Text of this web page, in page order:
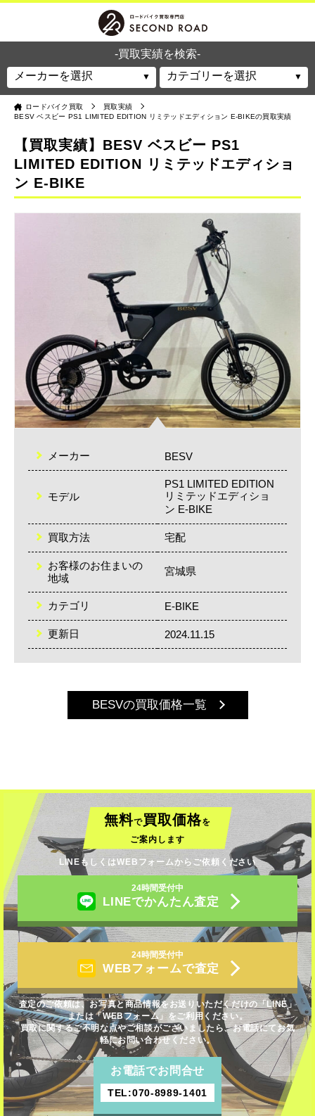
-買取実績を検索-
ロードバイク買取
買取実績
BESV ベスビー PS1 LIMITED EDITION リミテッドエディション E-BIKEの買取実績
【買取実績】BESV ベスビー PS1
LIMITED EDITION リミテッドエディショ
ン E-BIKE
メーカー BESV
モデル
PS1 LIMITED EDITION
リミテッドエディショ
ン E-BIKE
買取方法 宅配
お客様のお住まいの
地域
宮城県
カテゴリ E-BIKE
更新日 2024.11.15
BESVの買取価格一覧
無料で買取価格を
ご案内します
LINEもしくはWEBフォームからご依頼ください
24時間受付中
LINEでかんたん査定
24時間受付中
WEBフォームで査定
査定のご依頼は、お写真と商品情報をお送りいただくだけの「LINE」
または「WEBフォーム」をご利用ください。
買取に関するご不明な点やご相談がございましたら、お電話にてお気
軽にお問い合わせください。
お電話でお問合せ
TEL:070-8989-1401